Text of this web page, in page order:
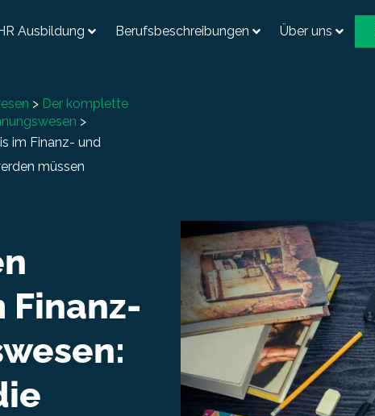
Ausbildung Berufsbeschreibungen Über uns
> Der komplette
>
im Finanz- und
müssen
Finanz-